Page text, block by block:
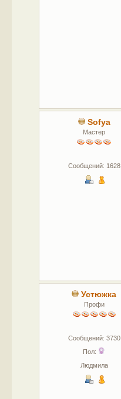
Sofya
Мастер
Сообщений: 1628
Устюжка
Профи
Сообщений: 3730
Пол:
Людмила